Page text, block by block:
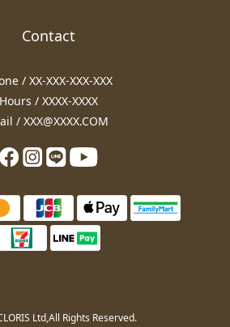
Contact
/ XX-XXX-XXX-XXX
Hours / XXXX-XXXX
/ XXX@XXXX.COM
Ltd,All Rights Reserved.